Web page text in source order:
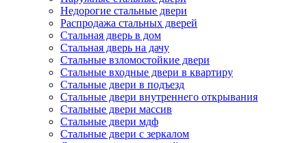
Недорогие стальные двери
Распродажа стальных дверей
Стальная дверь в дом
Стальная дверь на дачу
Стальные взломостойкие двери
Стальные входные двери в квартиру
Стальные двери в подъезд
Стальные двери внутреннего открывания
Стальные двери массив
Стальные двери мдф
Стальные двери с зеркалом